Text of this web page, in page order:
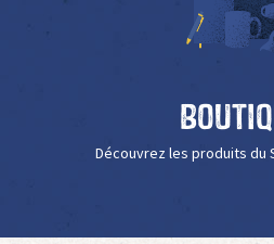
Découvrez les produits du